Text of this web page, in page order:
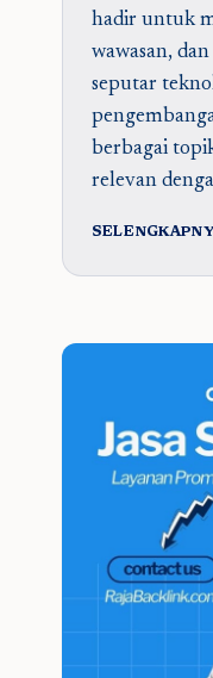
hadir untuk
wawasan,
seputar
berbagai
relevan